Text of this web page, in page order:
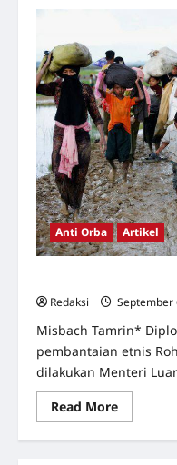
Anti Orba Artikel
Redaksi
September
Misbach Tamrin*
pembantaian etnis
dilakukan Menteri
Read MoreRead
more
Rohingya